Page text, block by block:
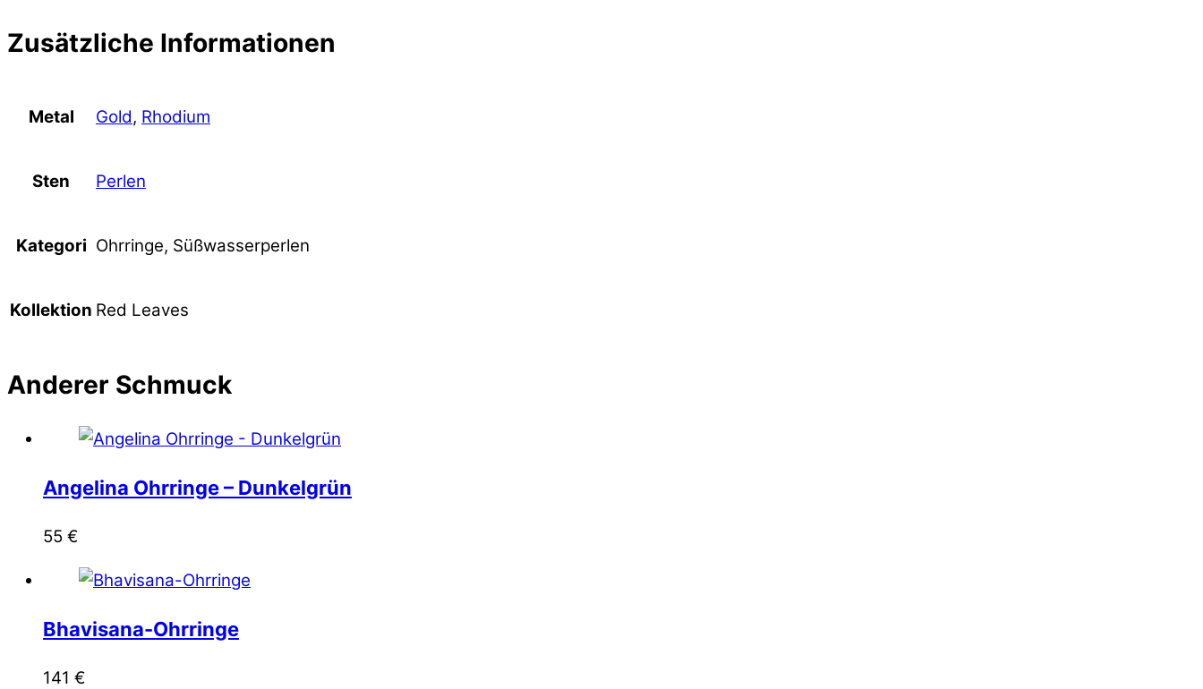
Zusätzliche Informationen
Metal Gold, Rhodium
Sten Perlen
Kategori Ohrringe, Süßwasserperlen
Kollektion Red Leaves
Anderer Schmuck
Angelina Ohrringe – Dunkelgrün
55 €
Bhavisana-Ohrringe
141 €